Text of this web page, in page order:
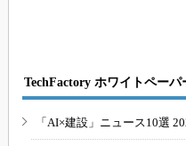
TechFactory ホワイトペーパ
「AI×建設」ニュース10選